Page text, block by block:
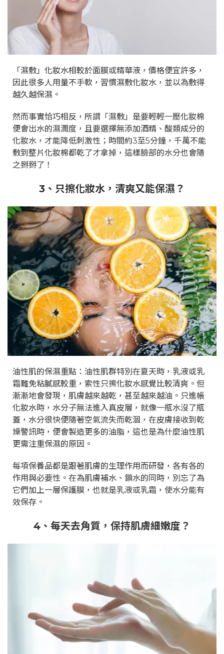
「濕敷」化妝水相較於面膜或精華液，價格便宜許多，
因此很多人用量不手軟，習慣濕敷化妝水，並以為敷得
越久越保濕。
然而事實恰巧相反， 所謂「濕敷」是要輕輕一壓化妝棉
便會出水的濕潤度，且要選擇無添加酒精、酸類成分的
化妝水，才能降低刺激性；時間約3至5分鐘，千萬不能
敷到整片化妝棉都乾了才拿掉，這樣臉部的水分也會隨
之掰掰了！
3 、只擦化妝水，清爽又能保濕？
油性肌的保濕重點：油性肌群特別在夏天時，乳液或乳
霜難免粘膩感較重，索性只擦化妝水感覺比較清爽。但
漸漸地會發現，肌膚越來越乾，甚至越來越油。只進帳
化妝水時，水分子無法進入真皮層，就像一瓶水沒了瓶
蓋，水分很快便隨著空氣流失而乾涸，在皮膚接收到乾
燥警訊時，便會製造更多的油脂，這也是為什麼油性肌
更需注重保濕的原因。
每項保養品都是跟著肌膚的生理作用而研發，各有各的
作用與必要性。在為肌膚補水、鎖水的同時，別忘了為
它們加上一層保護膜，也就是乳液或乳霜，使水分能有
效保存。
4 、每天去角質，保持肌膚細嫩度？